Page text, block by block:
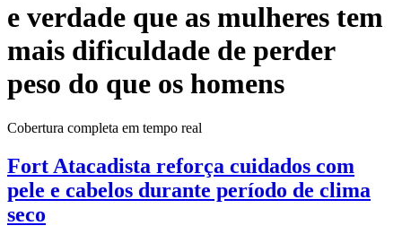
e verdade que as mulheres tem
mais dificuldade de perder
peso do que os homens
Cobertura completa em tempo real
Fort Atacadista reforça cuidados com
pele e cabelos durante período de clima
seco